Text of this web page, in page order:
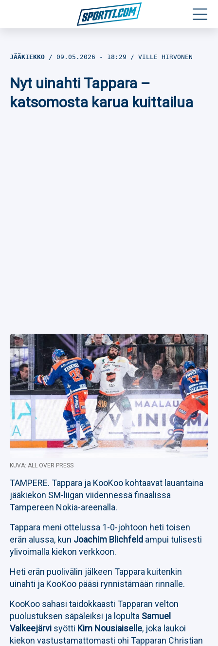
Jalkapallo
JÄÄKIEKKO 09.05.2026 - 18:29 VILLE HIRVONEN
Nyt uinahti Tappara –
katsomosta karua kuittailua
KUVA: ALL OVER PRESS
TAMPERE. Tappara ja KooKoo kohtaavat lauantaina
jääkiekon SM-liigan viidennessä finaalissa
Tampereen Nokia-areenalla.
Tappara meni ottelussa 1-0-johtoon heti toisen
erän alussa, kun Joachim Blichfeld ampui tulisesti
ylivoimalla kiekon verkkoon.
Heti erän puolivälin jälkeen Tappara kuitenkin
uinahti ja KooKoo pääsi rynnistämään rinnalle.
KooKoo sahasi taidokkaasti Tapparan velton
puolustuksen säpäleiksi ja lopulta Samuel
Valkeejärvi syötti Kim Nousiaiselle, joka laukoi
kiekon vastustamattomasti ohi Tapparan Christian